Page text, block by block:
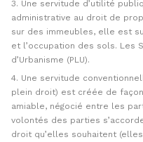
Une servitude d’utilité
administrative au droit de
sur des immeubles, elle est
et l’occupation des sols. Les
d’Urbanisme (PLU).
Une servitude
plein droit) est créée de façon
amiable, négocié entre les
volontés des parties
droit qu’elles souhaitent